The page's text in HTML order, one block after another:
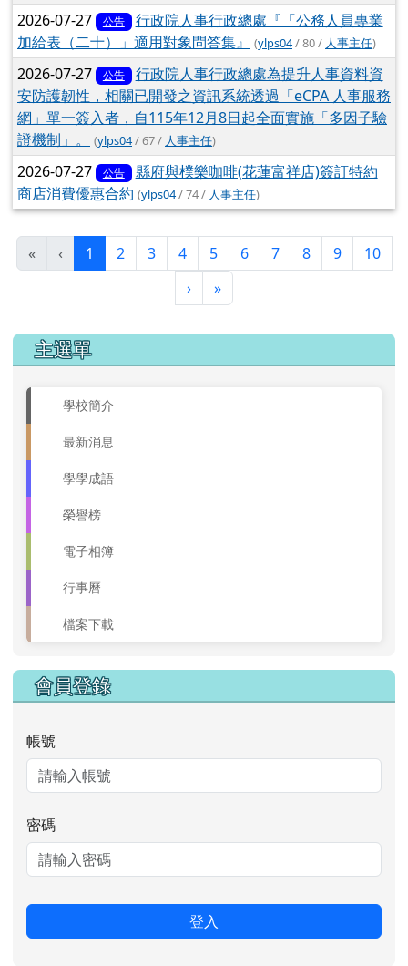
2026-07-27 公告
行政院人事行政總處『「公務人員專業
加給表（二十）」適用對象問答集』
(ylps04/ 80 / 人事主任)
2026-07-27 公告
行政院人事行政總處為提升人事資料資
安防護韌性，相關已開發之資訊系統透過「eCPA 人事服務
網」單一簽入者，自115年12月8日起全面實施「多因子驗
證機制」。
(ylps04/ 67 / 人事主任)
2026-07-27 公告
縣府與樸樂咖啡(花蓮富祥店)簽訂特約
商店消費優惠合約 (ylps04/ 74 / 人事主任)
« ‹ 1 (目前頁次)
2 3 4 5 6 7 8 9
10
›下一頁
»最後頁
左邊區域內容
主選單
學校簡介
最新消息
學學成語
榮譽榜
電子相簿
行事曆
檔案下載
會員登錄
帳號
密碼
登入